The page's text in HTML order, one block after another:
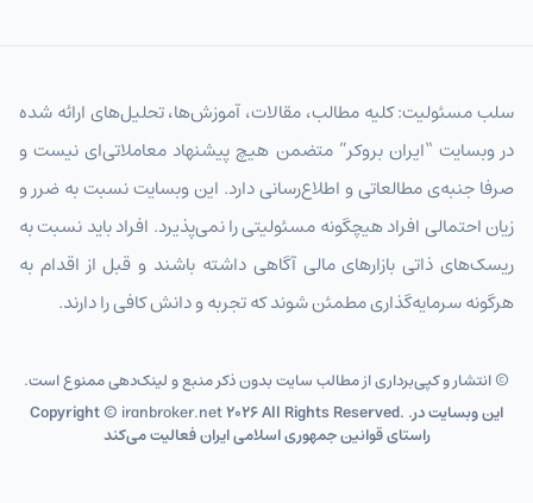
سلب مسئولیت: کلیه مطالب، مقالات، آموزش‌ها، تحلیل‌های ارائه شده
در وبسایت “ایران بروکر” متضمن هیچ پیشنهاد معاملاتی‌ای نیست و
صرفا جنبه‌ی مطالعاتی و اطلاع‌رسانی دارد. این وبسایت نسبت به ضرر و
زیان احتمالی افراد هیچگونه مسئولیتی را نمی‌پذیرد. افراد باید نسبت به
ریسک‌های ذاتی بازارهای مالی آگاهی داشته باشند و قبل از اقدام به
هرگونه سرمایه‌گذاری مطمئن شوند که تجربه و دانش کافی را دارند.
© انتشار و کپی‌برداری از مطالب سایت بدون ذکر منبع و لینک‌دهی ممنوع است.
Copyright © iranbroker.net2026 All Rights Reserved. .این وبسایت در
راستای قوانین جمهوری اسلامی ایران فعالیت می‌کند